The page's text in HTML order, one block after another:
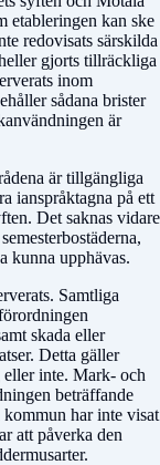
etableringen kan ske
redovisats särskilda
gjorts tillräckliga
inom
sådana brister
är
är tillgängliga
ianspråktagna på ett
Det saknas vidare
kunna upphävas.
Samtliga
skada eller
Detta gäller
inte. Mark- och
beträffande
har inte visat
att påverka den